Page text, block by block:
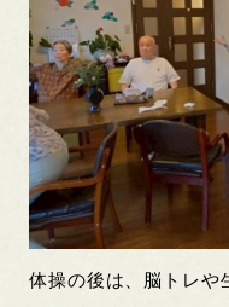
体操の後は、脳トレや